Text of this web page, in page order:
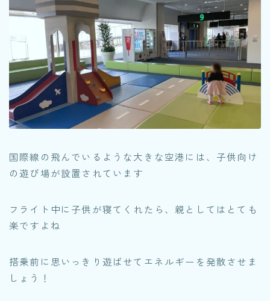
国際線の飛んでいるような大きな空港には、子供向け
の遊び場が設置されています
フライト中に子供が寝てくれたら、親としてはとても
楽ですよね
搭乗前に思いっきり遊ばせてエネルギーを発散させま
しょう！